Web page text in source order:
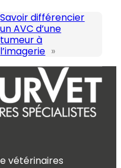
Savoir différencier
un AVC d’une
tumeur à
l’imagerie »
vétérinaires